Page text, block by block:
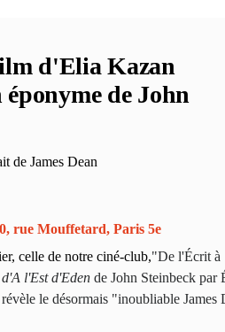
d'Elia Kazan
de John
rue Mouffetard, Paris 5e
celle de notre ciné-club,"De l'Écrit à
d'A l'Est d'Eden de John Steinbeck par
le désormais "inoubliable James